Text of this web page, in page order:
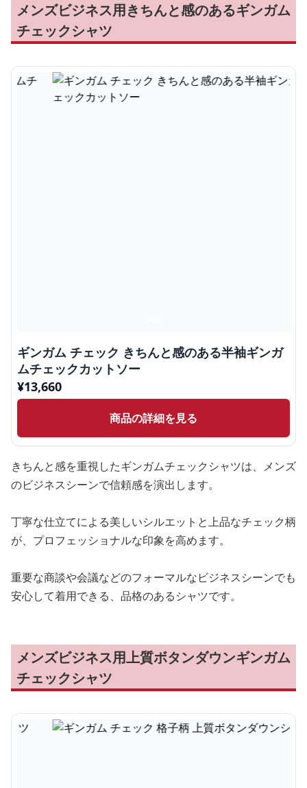
メンズビジネス用きちんと感のあるギンガム
チェックシャツ
ギンガム チェック きちんと感のある半袖ギンガ
ムチェックカットソー
¥13,660
商品の詳細を見る
きちんと感を重視したギンガムチェックシャツは、メンズ
のビジネスシーンで信頼感を演出します。
丁寧な仕立てによる美しいシルエットと上品なチェック柄
が、プロフェッショナルな印象を高めます。
重要な商談や会議などのフォーマルなビジネスシーンでも
安心して着用できる、品格のあるシャツです。
メンズビジネス用上質ボタンダウンギンガム
チェックシャツ